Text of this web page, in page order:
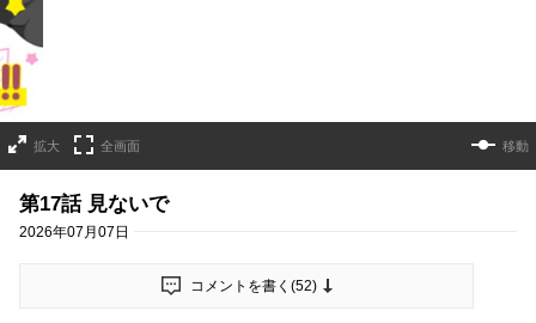
拡大 全画面 移動
第17話 見ないで
2026年07月07日
コメントを書く(52)